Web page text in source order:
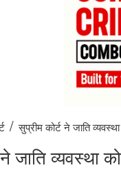
/ सुप्रीम कोर्ट ने जाति
ने जाति व्यवस्था